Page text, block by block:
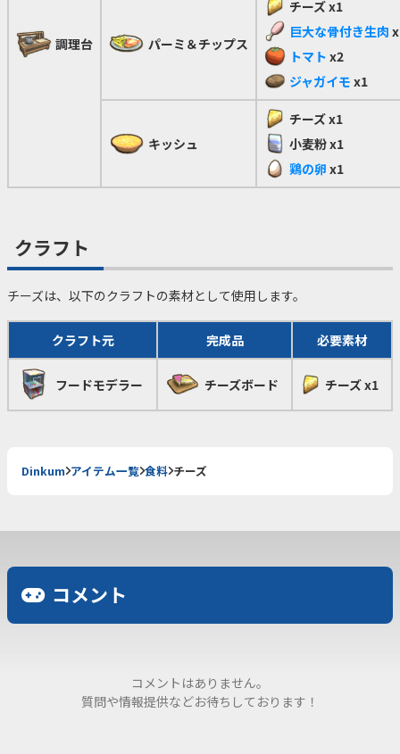
調理台 パーミ＆チップス
チーズx1
巨大な骨付き生肉
トマト x2
ジャガイモ x1
キッシュ
チーズx1
小麦粉x1
鶏の卵 x1
クラフト
チーズは、以下のクラフトの素材として使用します。
クラフト元 完成品 必要素材
フードモデラー チーズボード チーズx1
Dinkum アイテム一覧 食料 チーズ
コメント
コメントはありません。
質問や情報提供などお待ちしております！